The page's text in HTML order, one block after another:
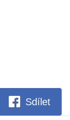
Sdílet